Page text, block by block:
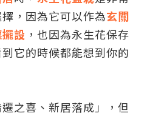
，因為它可以作為玄關
設 ，也因為永生花保存
它的時候都能想到你的
之喜、新居落成」，但